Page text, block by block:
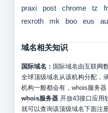
praxi post chrome tz
rexroth
mk boo eus
域名相关知识
国际域名： 国际域名由互联网
全球顶级域名从该机构分配，
机构一般都会有，whois服务器
whois服务器开放43接口应用
就可以查询该顶级域名下面注